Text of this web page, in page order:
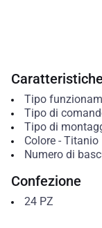
Tipo
Tipo di
Tipo di
Colore- Titanio
Numero di
Confezione
24 PZ